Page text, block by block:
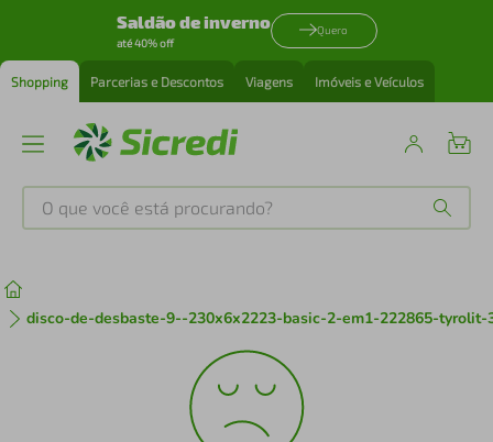
Saldão de inverno
até 40% off
Quero
Shopping Parcerias e Descontos Viagens Imóveis e Veículos
O que você está procurando?
disco-de-desbaste-9--230x6x2223-basic-2-em1-222865-tyrolit-
tenis